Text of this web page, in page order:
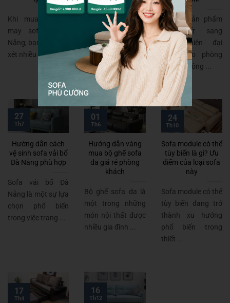
Khi mua vải bố
may sofa ở Đà
Nẵng, bạn cần xem
xét nhiều yếu ...
Phú Cường là một
trong những kho
sofa nhập khẩu Hà
Nội chính hãng nổi
...
Nói để sản phẩm
nội thất sang
trọng, hiện đại
dành cho phòng
khách, không ...
Hướng dẫn cách
vệ sinh sofa vải bố
Đà Nẵng phù hợp
Sofa vải bố Đà
Nẵng là một sự lựa
chọn phổ biến
trong việc trang ...
27
Th7
Hướng dẫn vàng
mua bộ ghế sofa
da giá rẻ phòng
khách
Bộ ghế sofa da là
một trong những
món nội thất được
nhiều gia đình ...
01
Th6
Sofa module có thể
tùy biến là gì? Ưu
điểm của loại sofa
này
Sofa module có thể
tùy biến đang trở
thành xu hướng
phổ biến trong
thiết ...
24
Th10
17
Th4
16
Th12